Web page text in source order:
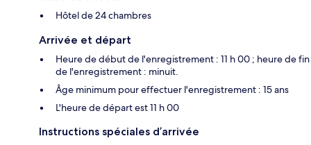
Hôtel de 24 chambres
Arrivée et départ
Heure de début de l'enregistrement : 11 h 00 ; heure de fin
de l'enregistrement : minuit.
Âge minimum pour effectuer l'enregistrement : 15 ans
L'heure de départ est 11 h 00
Instructions spéciales d’arrivée